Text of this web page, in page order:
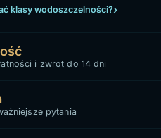
klasy wodoszczelności?
i zwrot do 14 dni
pytania